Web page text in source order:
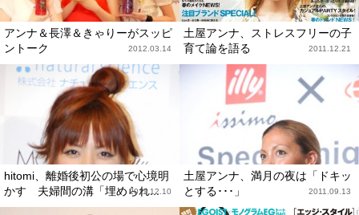
アンナ＆長澤＆きゃりーがスッピ
ントーク
2012.03.14
土屋アンナ、ストレスフリーの子
育て論を語る
2011.12.21
hitomi、離婚後初公の場で心境明
かす 夫婦間の溝「埋められ...
2011.12.10
土屋アンナ、満月の夜は「ドキッ
とする･･･」
2011.09.13